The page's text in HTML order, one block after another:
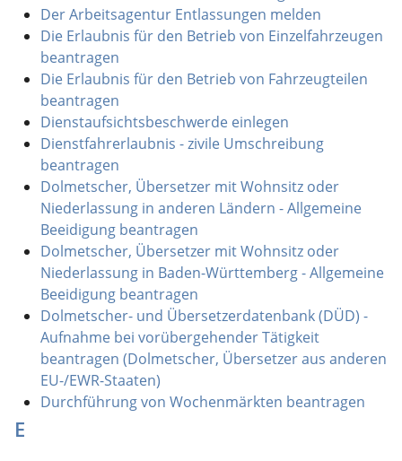
Der Arbeitsagentur Entlassungen melden
Die Erlaubnis für den Betrieb von Einzelfahrzeugen
beantragen
Die Erlaubnis für den Betrieb von Fahrzeugteilen
beantragen
Dienstaufsichtsbeschwerde einlegen
Dienstfahrerlaubnis - zivile Umschreibung
beantragen
Dolmetscher, Übersetzer mit Wohnsitz oder
Niederlassung in anderen Ländern - Allgemeine
Beeidigung beantragen
Dolmetscher, Übersetzer mit Wohnsitz oder
Niederlassung in Baden-Württemberg - Allgemeine
Beeidigung beantragen
Dolmetscher- und Übersetzerdatenbank (DÜD) -
Aufnahme bei vorübergehender Tätigkeit
beantragen (Dolmetscher, Übersetzer aus anderen
EU-/EWR-Staaten)
Durchführung von Wochenmärkten beantragen
E